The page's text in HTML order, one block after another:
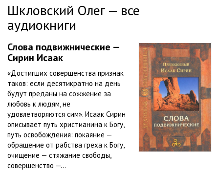
Шкловский Олег — все
аудиокниги
Слова подвижнические —
Сирин Исаак
«Достигших совершенства признак
таков: если десятикратно на день
будут преданы на сожжение за
любовь к людям, не
удовлетворяются сим». Исаак Сирин
описывает путь христианина к Богу,
путь освобождения: покаяние —
обращение от рабства греха к Богу,
очищение — стяжание свободы,
совершенство —...